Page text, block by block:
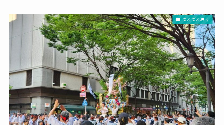
つれづれ思う